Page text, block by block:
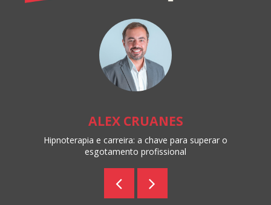
ALEX CRUANES
Hipnoterapia e carreira: a chave para superar o
esgotamento profissional